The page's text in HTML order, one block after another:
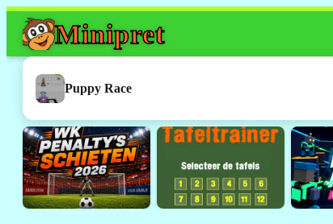
Minipret
Dit spel
Puppy Race